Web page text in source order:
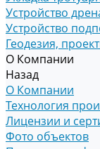
Устройство
Устройство
Геодезия,
О Компании
Назад
О Компании
Технология
Лицензии и
Фото объектов